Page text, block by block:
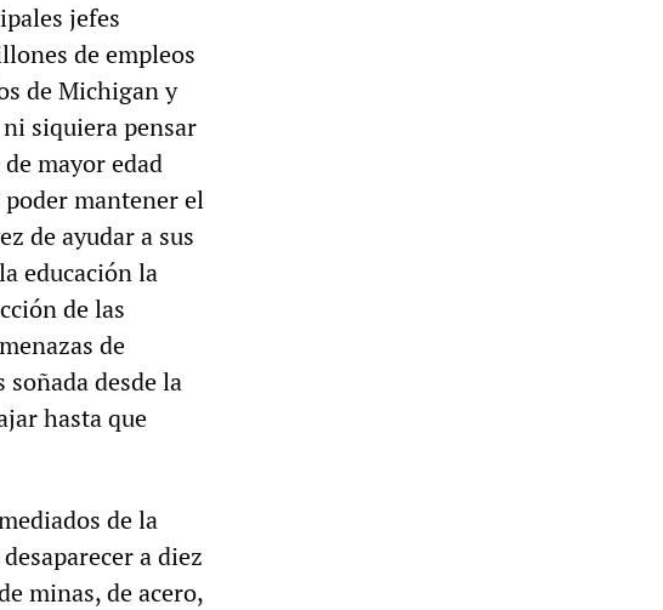
jefes
de empleos
de Michigan y
siquiera pensar
mayor edad
poder mantener el
de ayudar a sus
educación la
de las
de
desde la
hasta que
de la
a diez
minas, de acero,